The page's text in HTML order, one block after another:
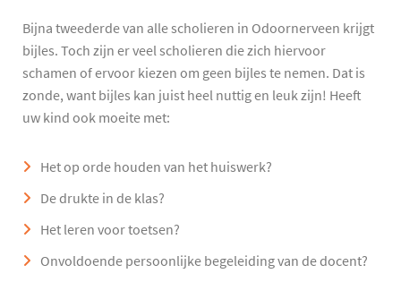
Bijna tweederde van alle scholieren in Odoornerveen krijgt
bijles. Toch zijn er veel scholieren die zich hiervoor
schamen of ervoor kiezen om geen bijles te nemen. Dat is
zonde, want bijles kan juist heel nuttig en leuk zijn! Heeft
uw kind ook moeite met:
Het op orde houden van het huiswerk?
De drukte in de klas?
Het leren voor toetsen?
Onvoldoende persoonlijke begeleiding van de docent?